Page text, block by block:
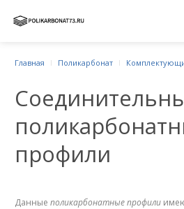
Главная Поликарбонат
профили
Данные поликарбонатные профили